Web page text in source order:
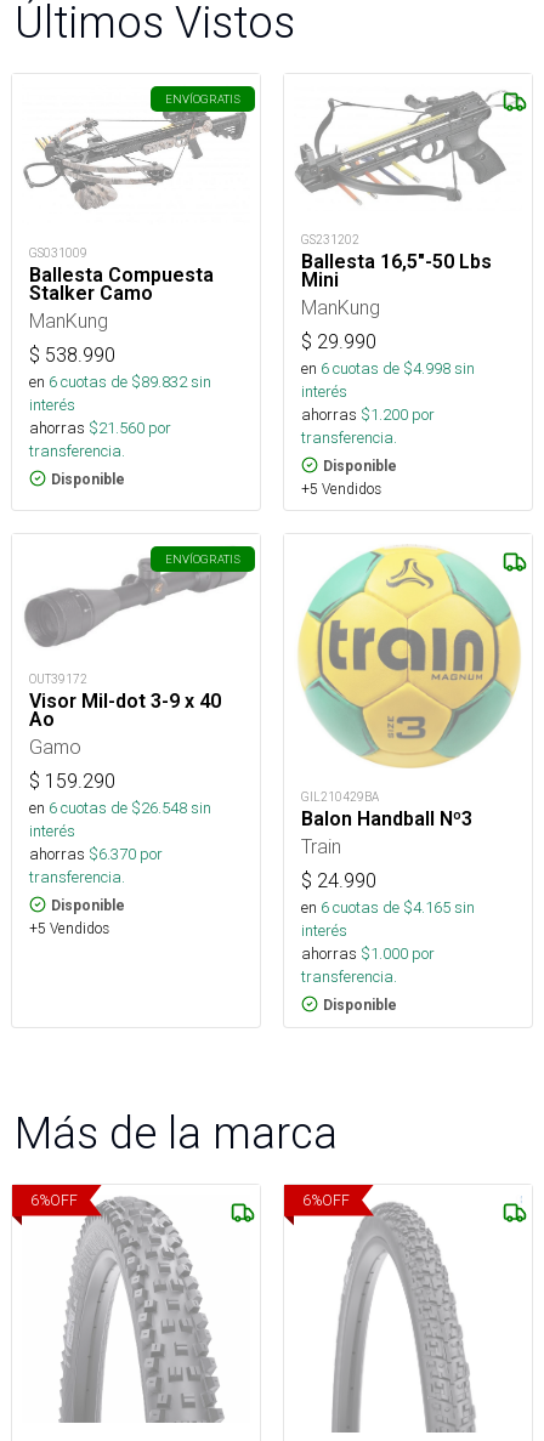
Últimos Vistos
ENVÍOGRATIS
GS031009
Ballesta Compuesta
Stalker Camo
ManKung
$ 538.990
en 6cuotas de $89.832sin
interés
ahorras $21.560 por
transferencia.
Disponible
GS231202
Ballesta 16,5"-50 Lbs
Mini
ManKung
$ 29.990
en 6cuotas de $4.998sin
interés
ahorras $1.200 por
transferencia.
Disponible
+5 Vendidos
ENVÍOGRATIS
OUT39172
Visor Mil-dot 3-9 x 40
Ao
Gamo
$ 159.290
en 6cuotas de $26.548sin
interés
ahorras $6.370 por
transferencia.
Disponible
+5 Vendidos
GIL210429BA
Balon Handball Nº3
Train
$ 24.990
en 6cuotas de $4.165sin
interés
ahorras $1.000 por
transferencia.
Disponible
Más de la marca
6%OFF 6%OFF